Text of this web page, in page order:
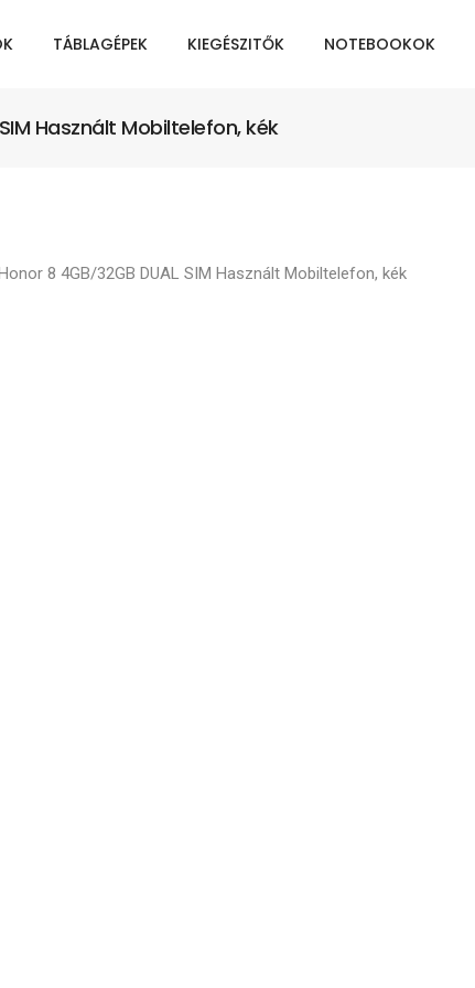
TÁBLAGÉPEK KIEGÉSZITŐK NOTEBOOKOK
Használt Mobiltelefon, kék